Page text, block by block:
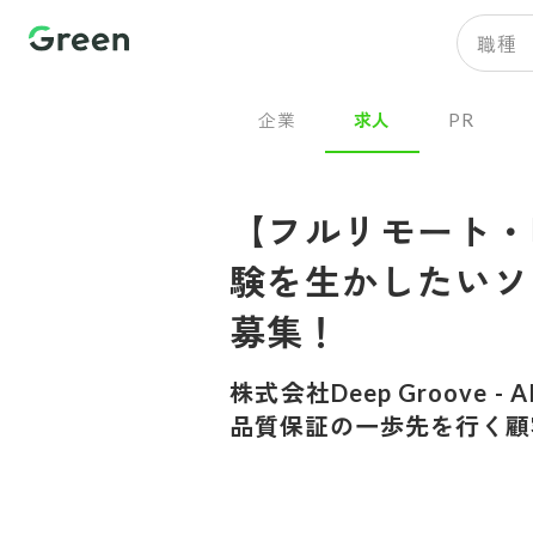
職種
企業 求人 PR
【フルリモート
験を生かしたい
募集！
株式会社Deep Groove -
品質保証の一歩先を行く